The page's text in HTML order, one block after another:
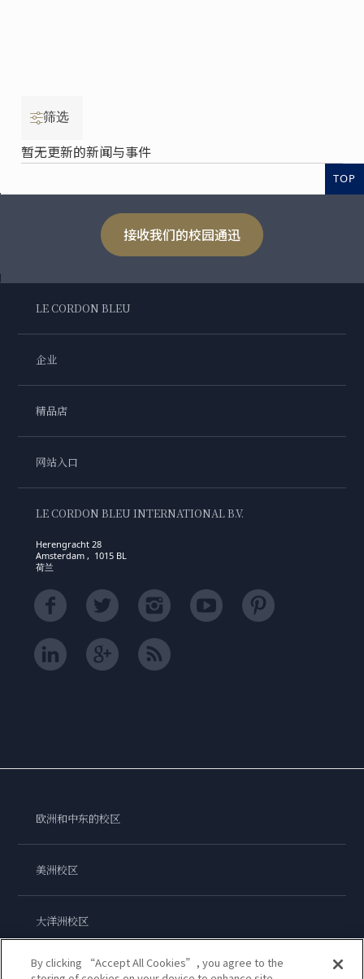
筛选
暂无更新的新闻与事件
TOP
接收我们的校园通迅
LE CORDON BLEU
企业
精品店
网站入口
LE CORDON BLEU INTERNATIONAL B.V.
Herengracht 28
Amsterdam , 1015 BL
荷兰
欧洲和中东的校区
美洲校区
大洋洲校区
亚洲校区
By clicking “Accept All Cookies”, you agree to the